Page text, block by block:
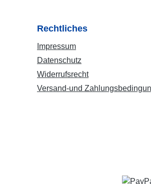
Rechtliches
Impressum
Datenschutz
Widerrufsrecht
Versand-und